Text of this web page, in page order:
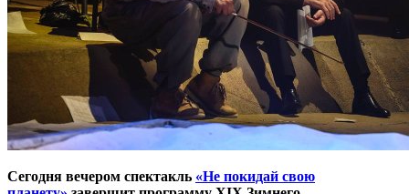
Сегодня вечером спектакль «Не покидай свою